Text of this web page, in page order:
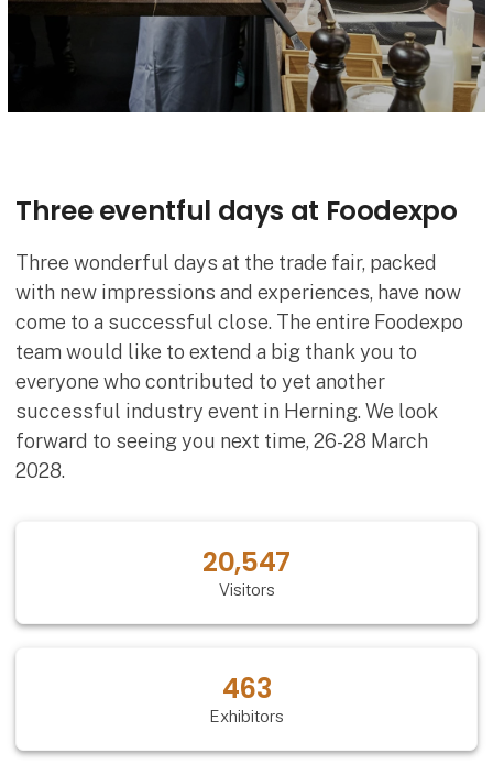
Three eventful days at Foodexpo
Three wonderful days at the trade fair, packed
with new impressions and experiences, have now
come to a successful close. The entire Foodexpo
team would like to extend a big thank you to
everyone who contributed to yet another
successful industry event in Herning. We look
forward to seeing you next time, 26-28 March
2028.
20,547
Visitors
463
Exhibitors